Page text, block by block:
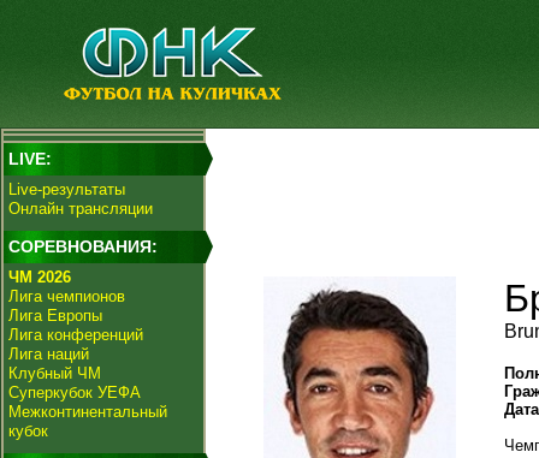
LIVE:
Live-результаты
Онлайн трансляции
СОРЕВНОВАНИЯ:
ЧМ 2026
Лига чемпионов
Лига Европы
Лига конференций
Лига наций
Клубный ЧМ
Суперкубок УЕФА
Межконтинентальный
кубок